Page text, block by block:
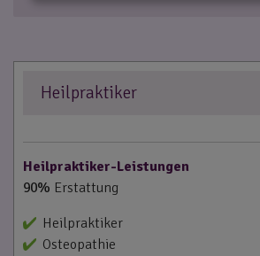
Heilpraktiker
Heilpraktiker-Leistungen
90% Erstattung
Heilpraktiker
Osteopathie